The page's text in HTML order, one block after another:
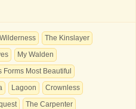
The Kinslayer
My Walden
Forms Most Beautiful
Lagoon
Crownless
The Carpenter